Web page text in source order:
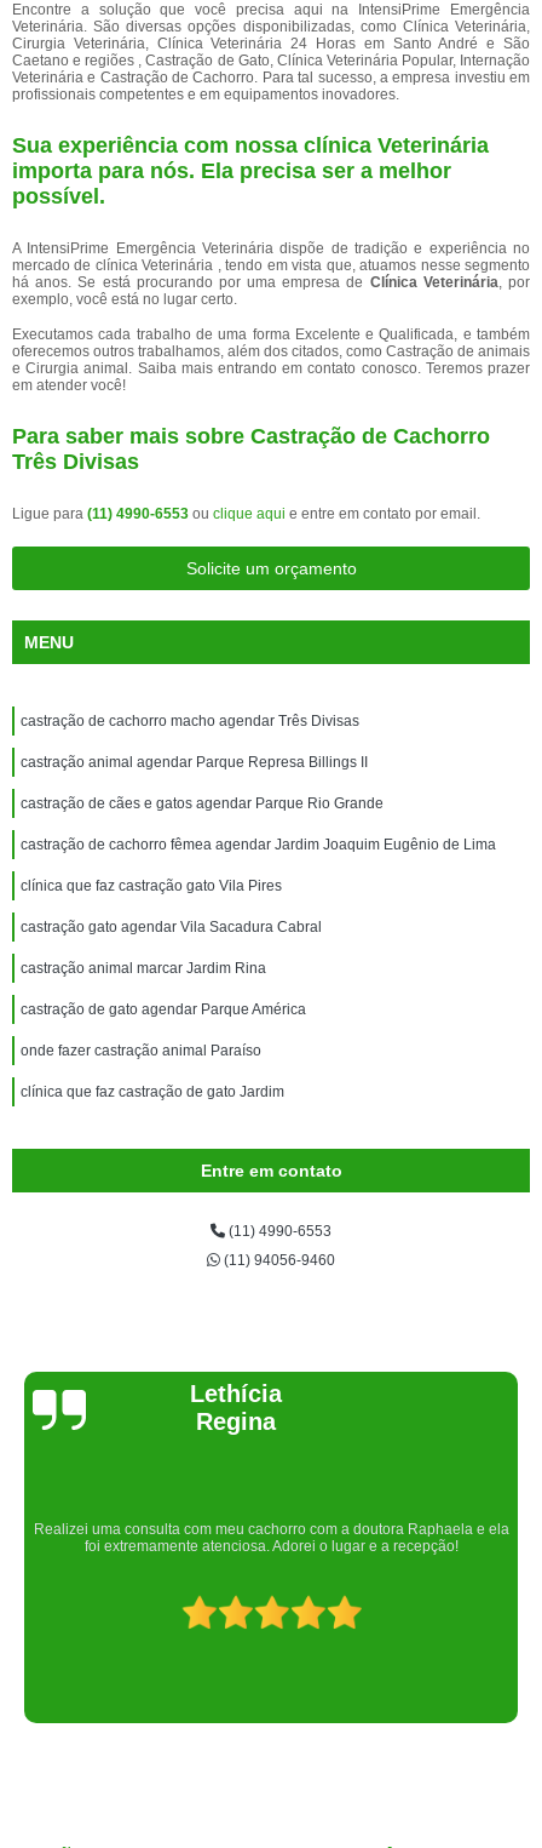
Encontre a solução que você precisa aqui na IntensiPrime Emergência
Veterinária. São diversas opções disponibilizadas, como Clínica Veterinária,
Cirurgia Veterinária, Clínica Veterinária 24 Horas em Santo André e São
Caetano e regiões , Castração de Gato, Clínica Veterinária Popular, Internação
Veterinária e Castração de Cachorro. Para tal sucesso, a empresa investiu em
profissionais competentes e em equipamentos inovadores.
Sua experiência com nossa clínica Veterinária
importa para nós. Ela precisa ser a melhor
possível.
A IntensiPrime Emergência Veterinária dispõe de tradição e experiência no
mercado de clínica Veterinária , tendo em vista que, atuamos nesse segmento
há anos. Se está procurando por uma empresa de Clínica Veterinária, por
exemplo, você está no lugar certo.
Executamos cada trabalho de uma forma Excelente e Qualificada, e também
oferecemos outros trabalhamos, além dos citados, como Castração de animais
e Cirurgia animal. Saiba mais entrando em contato conosco. Teremos prazer
em atender você!
Para saber mais sobre Castração de Cachorro
Três Divisas
Ligue para (11) 4990-6553 ou clique aqui e entre em contato por email.
Solicite um orçamento
MENU
castração de cachorro macho agendar Três Divisas
castração animal agendar Parque Represa Billings II
castração de cães e gatos agendar Parque Rio Grande
castração de cachorro fêmea agendar Jardim Joaquim Eugênio de Lima
clínica que faz castração gato Vila Pires
castração gato agendar Vila Sacadura Cabral
castração animal marcar Jardim Rina
castração de gato agendar Parque América
onde fazer castração animal Paraíso
clínica que faz castração de gato Jardim
Entre em contato
(11) 4990-6553
(11) 94056-9460
Joelma Lilian
Um lugar maravilhoso. Sempre serei grata pelo que fizeram por nós!